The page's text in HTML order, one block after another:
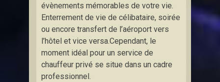
évènements mémorables de votre vie.
Enterrement de vie de célibataire, soirée
ou encore transfert de l’aéroport vers
l’hôtel et vice versa.Cependant, le
moment idéal pour un service de
chauffeur privé se situe dans un cadre
professionnel.